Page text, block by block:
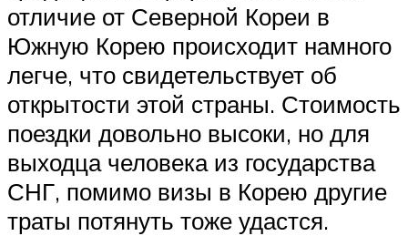
отличие от Северной Кореи в
Южную Корею происходит намного
легче, что свидетельствует об
открытости этой страны. Стоимость
поездки довольно высоки, но для
выходца человека из государства
СНГ, помимо визы в Корею другие
траты потянуть тоже удастся.